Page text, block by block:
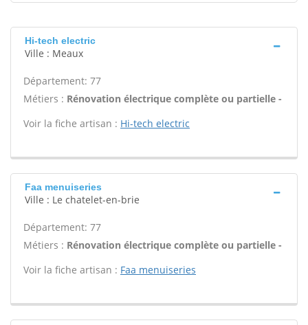
Hi-tech electric
Ville : Meaux
Département: 77
Métiers : Rénovation électrique complète ou partielle -
Voir la fiche artisan : Hi-tech electric
Faa menuiseries
Ville : Le chatelet-en-brie
Département: 77
Métiers : Rénovation électrique complète ou partielle -
Voir la fiche artisan : Faa menuiseries